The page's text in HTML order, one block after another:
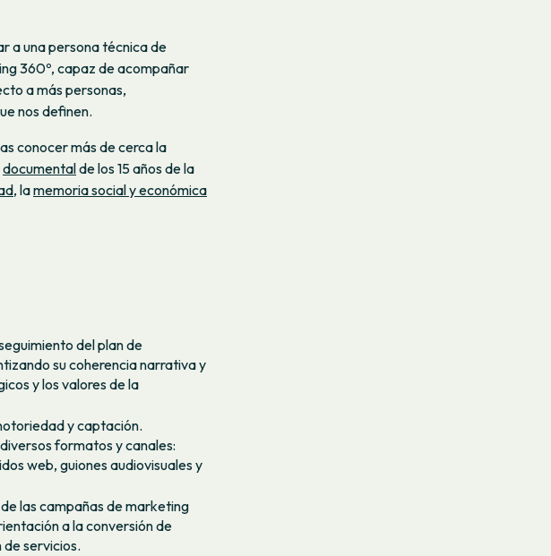
a una persona técnica de
360º, capaz de acompañar
a más personas,
nos definen.
conocer más de cerca la
documentalde los 15 años de la
, lamemoria social y económica
del plan de
su coherencia narrativa y
y los valores de la
y captación.
formatos y canales:
web, guiones audiovisuales y
las campañas de marketing
a la conversión de
de servicios.